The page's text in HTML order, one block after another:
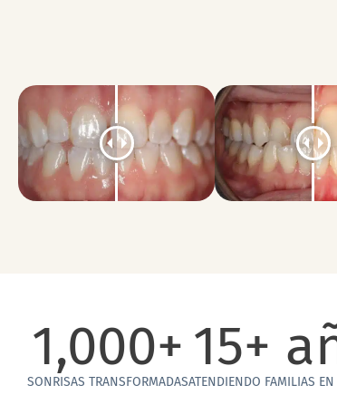
SONRISAS TRANSFORMADAS
1,000+
ATENDIENDO FAMILIAS
15+